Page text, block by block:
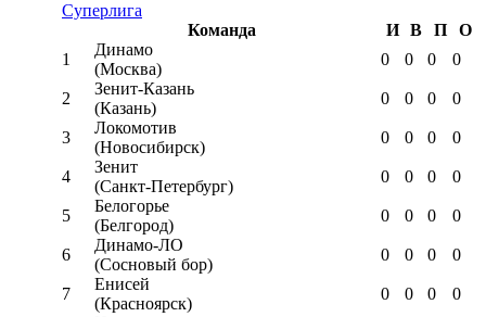
Суперлига
Команда
И В П
О
1
Динамо
(Москва)
0 0 0 0
2
Зенит-Казань
(Казань)
0 0 0 0
3
Локомотив
(Новосибирск)
0 0 0 0
4
Зенит
(Санкт-Петербург)
0 0 0 0
5
Белогорье
(Белгород)
0 0 0 0
6
Динамо-ЛО
(Сосновый бор)
0 0 0 0
7
Енисей
(Красноярск)
0 0 0 0